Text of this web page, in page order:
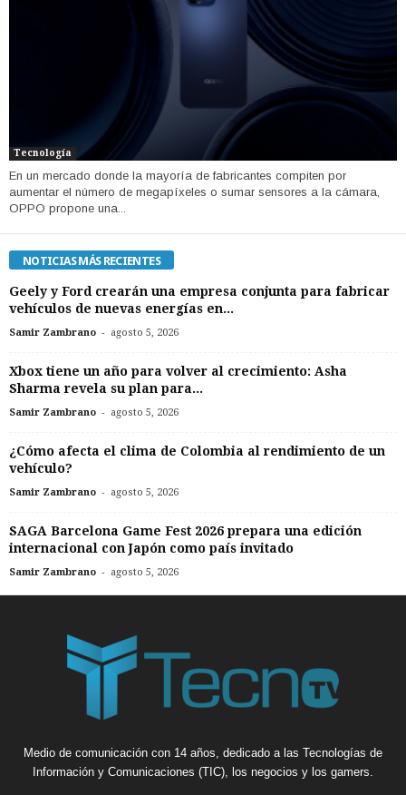
Tecnología
En un mercado donde la mayoría de fabricantes compiten por
aumentar el número de megapíxeles o sumar sensores a la cámara,
OPPO propone una...
NOTICIAS MÁS RECIENTES
Geely y Ford crearán una empresa conjunta para fabricar
vehículos de nuevas energías en...
Samir Zambrano - agosto 5, 2026
Xbox tiene un año para volver al crecimiento: Asha
Sharma revela su plan para...
Samir Zambrano - agosto 5, 2026
¿Cómo afecta el clima de Colombia al rendimiento de un
vehículo?
Samir Zambrano - agosto 5, 2026
SAGA Barcelona Game Fest 2026 prepara una edición
internacional con Japón como país invitado
Samir Zambrano - agosto 5, 2026
Medio de comunicación con 14 años, dedicado a las Tecnologías de
Información y Comunicaciones (TIC), los negocios y los gamers.